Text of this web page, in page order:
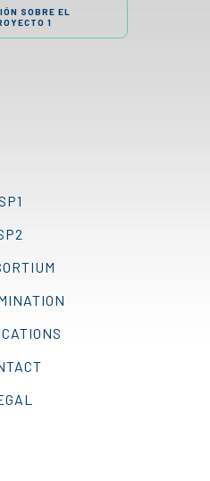
SOBRE EL
1